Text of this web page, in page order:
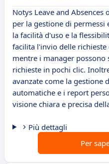
Notys Leave and
per la gestione di permessi
la facilità d'uso e la
facilita l'invio delle
mentre i manager
richieste in pochi clic.
avanzate come la gestione
automatiche e i report
visione chiara e precisa
Più dettagli
Per